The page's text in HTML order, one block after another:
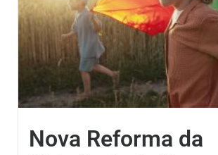
Nova Reforma da